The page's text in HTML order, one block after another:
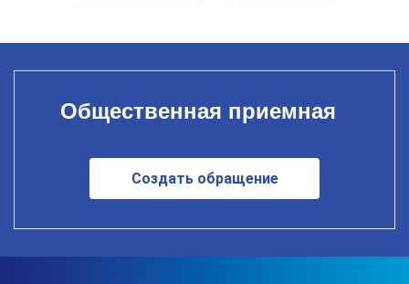
Общественная приемная
Создать обращение